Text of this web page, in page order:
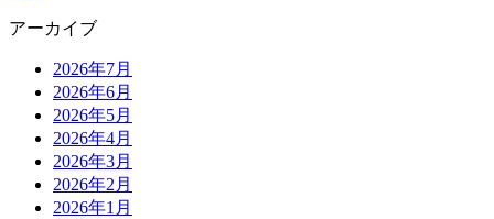
アーカイブ
2026年7月
2026年6月
2026年5月
2026年4月
2026年3月
2026年2月
2026年1月